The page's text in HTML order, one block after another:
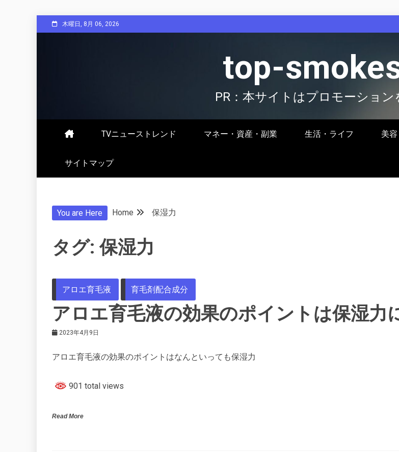
to
木曜日, 8月 06, 2026
top-
PR：本サイトはプロモーション
TVニューストレンド マネー・資産・副業 生活・ライフ 美
サイトマップ
You are Here Home 保湿力
タグ:保湿力
アロエ育毛液 育毛剤配合成分
アロエ育毛液の効果のポイントは保湿力
2023年4月9日
アロエ育毛液の効果のポイントはなんといっても保湿力
901 total views
Read More